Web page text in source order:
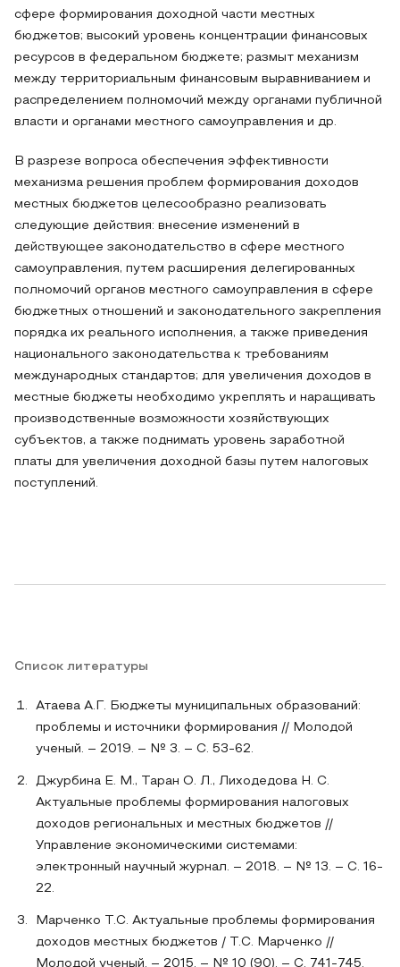
сфере формирования доходной части местных
бюджетов; высокий уровень концентрации финансовых
ресурсов в федеральном бюджете; размыт механизм
между территориальным финансовым выравниванием и
распределением полномочий между органами публичной
власти и органами местного самоуправления и др.
В разрезе вопроса обеспечения эффективности
механизма решения проблем формирования доходов
местных бюджетов целесообразно реализовать
следующие действия: внесение изменений в
действующее законодательство в сфере местного
самоуправления, путем расширения делегированных
полномочий органов местного самоуправления в сфере
бюджетных отношений и законодательного закрепления
порядка их реального исполнения, а также приведения
национального законодательства к требованиям
международных стандартов; для увеличения доходов в
местные бюджеты необходимо укреплять и наращивать
производственные возможности хозяйствующих
субъектов, а также поднимать уровень заработной
платы для увеличения доходной базы путем налоговых
поступлений.
Список литературы
Атаева А.Г. Бюджеты муниципальных образований:
проблемы и источники формирования // Молодой
ученый. – 2019. – № 3. – С. 53-62.
Джурбина Е. М., Таран О. Л., Лиходедова Н. С.
Актуальные проблемы формирования налоговых
доходов региональных и местных бюджетов //
Управление экономическими системами:
электронный научный журнал. – 2018. – № 13. – С. 16-
22.
Марченко Т.С. Актуальные проблемы формирования
доходов местных бюджетов / Т.С. Марченко //
Молодой ученый. – 2015. – № 10 (90). – С. 741-745.